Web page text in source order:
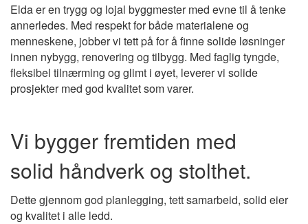
Elda er en trygg og lojal byggmester med evne til å tenke
annerledes. Med respekt for både materialene og
menneskene, jobber vi tett på for å finne solide løsninger
innen nybygg, renovering og tilbygg. Med faglig tyngde,
fleksibel tilnærming og glimt i øyet, leverer vi solide
prosjekter med god kvalitet som varer.
Vi bygger fremtiden med
solid håndverk og stolthet.
Dette gjennom god planlegging, tett samarbeid, solid eier
og kvalitet i alle ledd.